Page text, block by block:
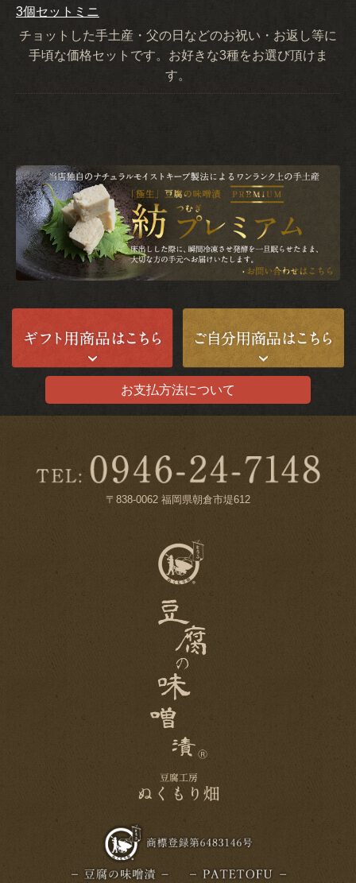
3個セットミニ
チョットした手土産・父の日などのお祝い・お返し等に
手頃な価格セットです。お好きな3種をお選び頂けま
す。
お支払方法について
〒838-0062 福岡県朝倉市堤612